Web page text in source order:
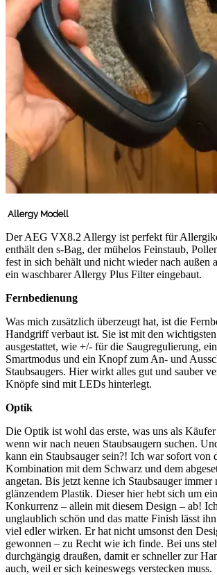
Allergy Modell
Der AEG VX8.2 Allergy ist perfekt für
enthält den s-Bag, der mühelos Feinstaub,
fest in sich behält und nicht wieder nach außen
ein waschbarer Allergy Plus Filter eingebaut.
Fernbedienung
Was mich zusätzlich überzeugt hat, ist die
Handgriff verbaut ist. Sie ist mit den
ausgestattet, wie +/- für die Saugregulierung,
Smartmodus und ein Knopf zum An- und
Staubsaugers. Hier wirkt alles gut und sauber
Knöpfe sind mit LEDs hinterlegt.
Optik
Die Optik ist wohl das erste, was uns als
wenn wir nach neuen Staubsaugern suchen.
kann ein Staubsauger sein?! Ich war sofort von
Kombination mit dem Schwarz und dem
angetan. Bis jetzt kenne ich Staubsauger
glänzendem Plastik. Dieser hier hebt sich um
Konkurrenz – allein mit diesem Design – ab!
unglaublich schön und das matte Finish lässt
viel edler wirken. Er hat nicht umsonst den
gewonnen – zu Recht wie ich finde. Bei uns
durchgängig draußen, damit er schneller zur
auch, weil er sich keineswegs verstecken muss.